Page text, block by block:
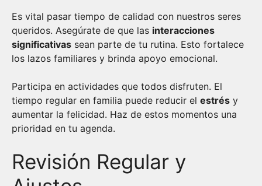
Es vital pasar tiempo de calidad con nuestros seres
queridos. Asegúrate de que las interacciones
significativas sean parte de tu rutina. Esto fortalece
los lazos familiares y brinda apoyo emocional.
Participa en actividades que todos disfruten. El
tiempo regular en familia puede reducir el estrés y
aumentar la felicidad. Haz de estos momentos una
prioridad en tu agenda.
Revisión Regular y